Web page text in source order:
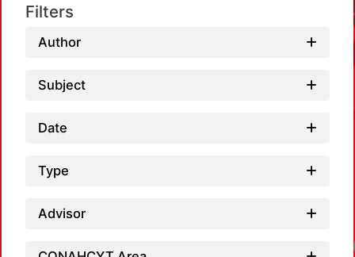
Filters
Author
Subject
Date
Type
Advisor